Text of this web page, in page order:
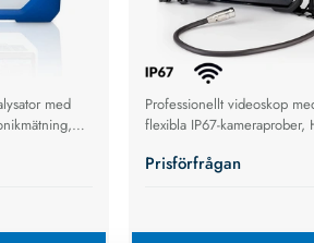
med
Professionellt videoskop
flexibla IP67-kameraprober,
Fi för industri, bygg, HVAC
Prisförfrågan